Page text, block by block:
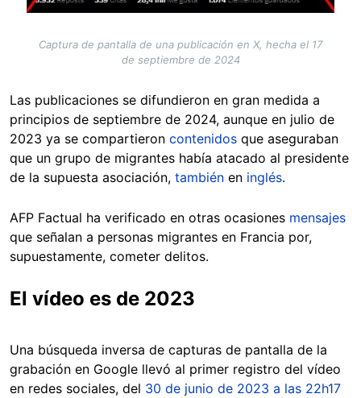
Captura de pantalla de una publicación en X, hecha el 17
de septiembre de 2024
Las publicaciones se difundieron en gran medida a
principios de septiembre de 2024, aunque en julio de
2023 ya se compartieron contenidos que aseguraban
que un grupo de migrantes había atacado al presidente
de la supuesta asociación, también en inglés.
AFP Factual ha verificado en otras ocasiones mensajes
que señalan a personas migrantes en Francia por,
supuestamente, cometer delitos.
El vídeo es de 2023
Una búsqueda inversa de capturas de pantalla de la
grabación en Google llevó al primer registro del vídeo
en redes sociales, del 30 de junio de 2023 a las 22h17